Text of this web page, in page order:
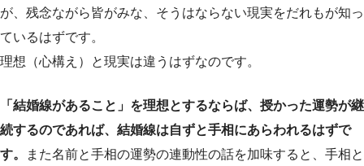
が、残念ながら皆がみな、そうはならない現実をだれもが知っ
ているはずです。
理想（心構え）と現実は違うはずなのです。
「結婚線があること」を理想とするならば、授かった運勢が継
続するのであれば、結婚線は自ずと手相にあらわれるはずで
す。
また名前と手相の運勢の連動性の話を加味すると、手相と